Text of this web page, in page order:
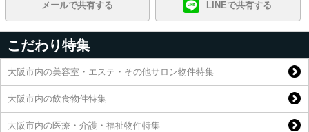
メールで共有する LINEで共有する
こだわり特集
大阪市内の美容室・エステ・その他サロン物件特集
大阪市内の飲食物件特集
大阪市内の医療・介護・福祉物件特集